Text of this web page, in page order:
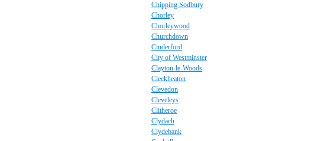
Chipping Sodbury
Chorley
Chorleywood
Churchdown
Cinderford
City of Westminster
Clayton-le-Woods
Cleckheaton
Clevedon
Cleveleys
Clitheroe
Clydach
Clydebank